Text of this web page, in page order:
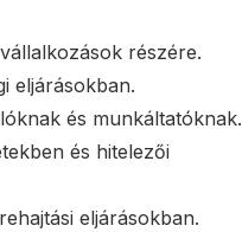
részére.
eljárásokban.
és munkáltatóknak.
és hitelezői
eljárásokban.